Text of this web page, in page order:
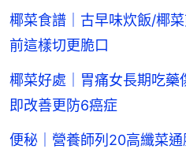
椰菜食譜｜古早味炊飯/椰
前這樣切更脆口
椰菜好處｜胃痛女長期吃藥
即改善更防6癌症
便秘｜營養師列20高纖菜